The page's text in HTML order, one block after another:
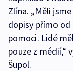
Zlína. „Měli
dopisy přímo
pomoci. Lidé
pouze z médií,“
Šupol.